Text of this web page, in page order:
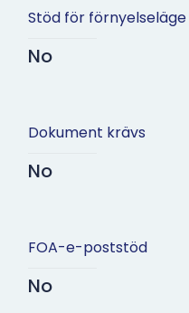
Stöd för förnyelseläge
No
Dokument krävs
No
FOA-e-poststöd
No